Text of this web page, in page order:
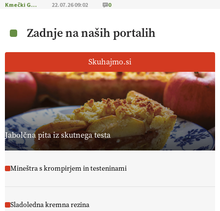
Kmečki Glas 22.07.26 09:02 0
Zadnje na naših portalih
Skuhajmo.si
Jabolčna pita iz skutnega testa
Mineštra s krompirjem in testeninami
Sladoledna kremna rezina